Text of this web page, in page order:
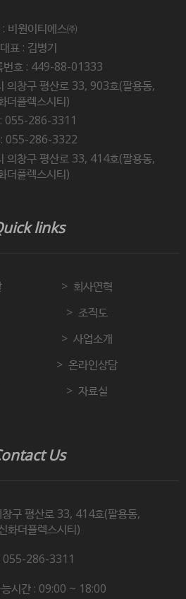
판매업 신고번호,
등을 이용자가 쉽게 알 수 있도록
스화면(전면)에 게시합니다. 다만,
가 연결화면을 통하여 볼 수 있도록
에 동의하기에 앞서 약관에
청약철회·배송책임·환불조건 등과
용자가 이해할 수 있도록 별도의
면 등을 제공하여 이용자의 확인을
법률」, 「전자문서 및
법률」, 「소비자기본법」 등 관련 법을
서 이 약관을 개정할 수 있습니다.
경우에는 적용일자 및 개정사유를
함께 몰의 초기화면에 그 적용일자
약관내용을 변경하는 경우에는
사전 유예기간을 두고 공지합니다.
경우에는 그 개정약관은 그
되는 계약에만 적용되고 그 이전에
을 받기를 원하는 뜻을 제3항에
기간 내에 “몰”에 송신하여 “몰”의
등에서의 소비자보호에 관한 법률,
비원이티에스㈜
대표 : 김병기
번호 : 449-88-01333
의창구 평산로 33, 903호(팔용동,
더플렉스시티)
055-286-3311
: 055-286-3322
의창구 평산로 33, 414호(팔용동,
더플렉스시티)
links
회사연혁
조직도
사업소개
온라인상담
자료실
Us
구 평산로 33, 414호(팔용동,
화더플렉스시티)
055-286-3311
시간 : 09:00 ~ 18:00